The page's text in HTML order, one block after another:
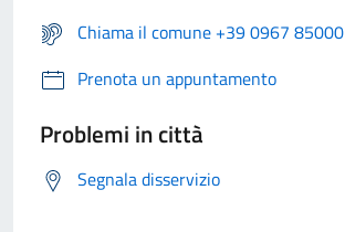
Chiama il comune +39 0967 85000
Prenota un appuntamento
Problemi in città
Segnala disservizio